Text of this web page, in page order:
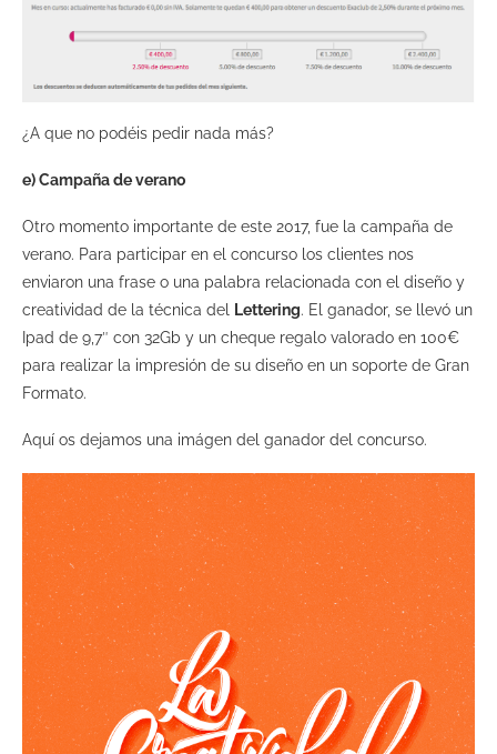
¿A que no podéis pedir nada más?
e) Campaña de verano
Otro momento importante de este 2017, fue la campaña de
verano. Para participar en el concurso los clientes nos
enviaron una frase o una palabra relacionada con el diseño y
creatividad de la técnica del Lettering. El ganador, se llevó un
Ipad de 9,7″ con 32Gb y un cheque regalo valorado en 100€
para realizar la impresión de su diseño en un soporte de Gran
Formato.
Aquí os dejamos una imágen del ganador del concurso.